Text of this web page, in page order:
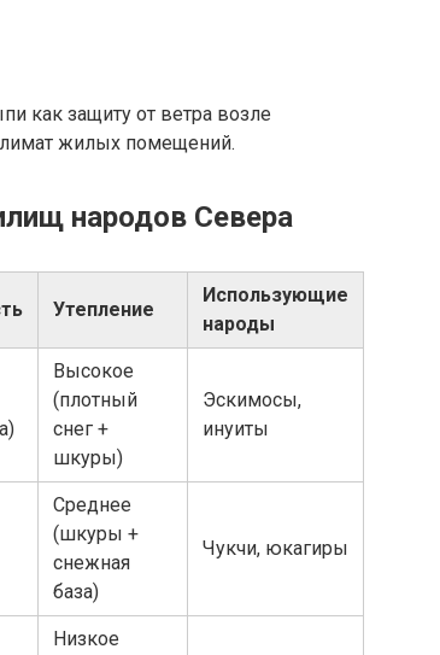
как защиту от ветра возле
жилых помещений.
народов Севера
Утепление
Использующие
народы
Высокое
(плотный
снег +
шкуры)
Эскимосы,
инуиты
Среднее
(шкуры +
снежная
база)
Чукчи, юкагиры
Низкое